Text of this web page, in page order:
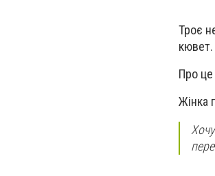
Троє
кювет.
Про це
Жінка